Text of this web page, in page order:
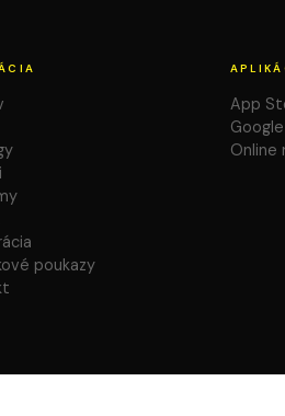
poukazy
App
Online